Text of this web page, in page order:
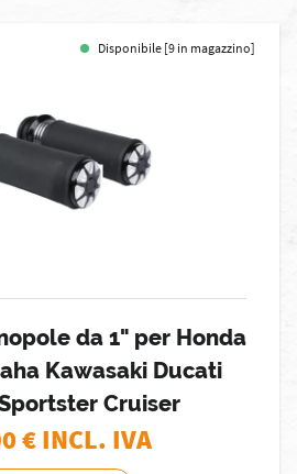
Disponibile [9 in magazzino]
da 1" per Honda
Kawasaki Ducati
Cruiser
€ INCL. IVA